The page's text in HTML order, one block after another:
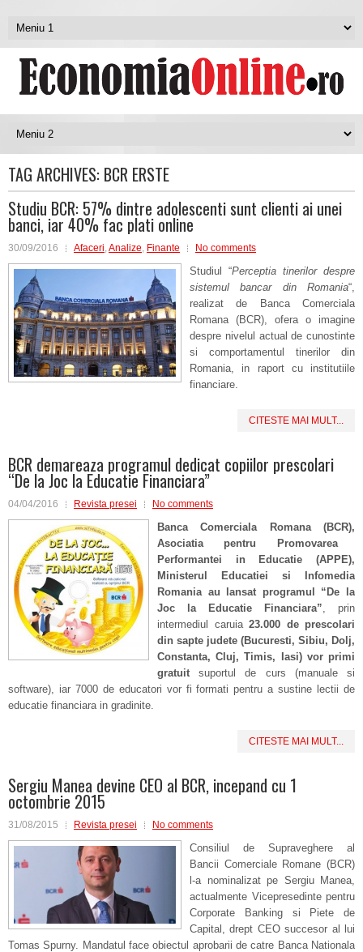
TAG ARCHIVES: BCR ERSTE
Studiu BCR: 57% dintre adolescenti sunt clienti ai unei
banci, iar 40% fac plati online
30/09/2016 Afaceri,Analize, Finante No comments
Studiul “Perceptia tinerilor despre
sistemul bancar din Romania“,
realizat de Banca Comerciala
Romana (BCR), ofera o imagine
despre nivelul actual de cunostinte
si comportamentul tinerilor din
Romania, in raport cu institutiile
financiare.
CITESTE MAI MULT...
BCR demareaza programul dedicat copiilor prescolari
“De la Joc la Educatie Financiara”
04/04/2016 Revista presei No comments
Banca Comerciala Romana (BCR),
Asociatia pentru Promovarea
Performantei in Educatie (APPE),
Ministerul Educatiei si Infomedia
Romania au lansat programul “De la
Joc la Educatie Financiara”, prin
intermediul caruia 23.000 de prescolari
din sapte judete (Bucuresti, Sibiu, Dolj,
Constanta, Cluj, Timis, Iasi) vor primi
gratuit suportul de curs (manuale si
software), iar 7000 de educatori vor fi formati pentru a sustine lectii de
educatie financiara in gradinite.
CITESTE MAI MULT...
Sergiu Manea devine CEO al BCR, incepand cu 1
octombrie 2015
31/08/2015 Revista presei No comments
Consiliul de Supraveghere al
Bancii Comerciale Romane (BCR)
l-a nominalizat pe Sergiu Manea,
actualmente Vicepresedinte pentru
Corporate Banking si Piete de
Capital, drept CEO succesor al lui
Tomas Spurny. Mandatul face obiectul aprobarii de catre Banca Nationala